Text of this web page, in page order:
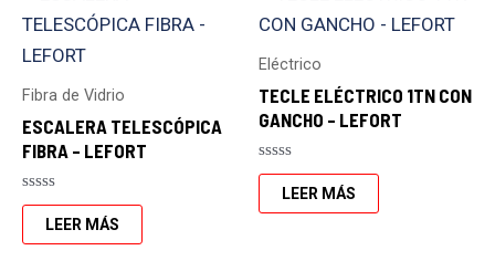
Fibra de Vidrio
ESCALERA TELESCÓPICA
FIBRA – LEFORT
Valorado
con
de
LEER MÁS
Eléctrico
TECLE ELÉCTRICO 1TN CON
GANCHO – LEFORT
Valorado
con
de
LEER MÁS